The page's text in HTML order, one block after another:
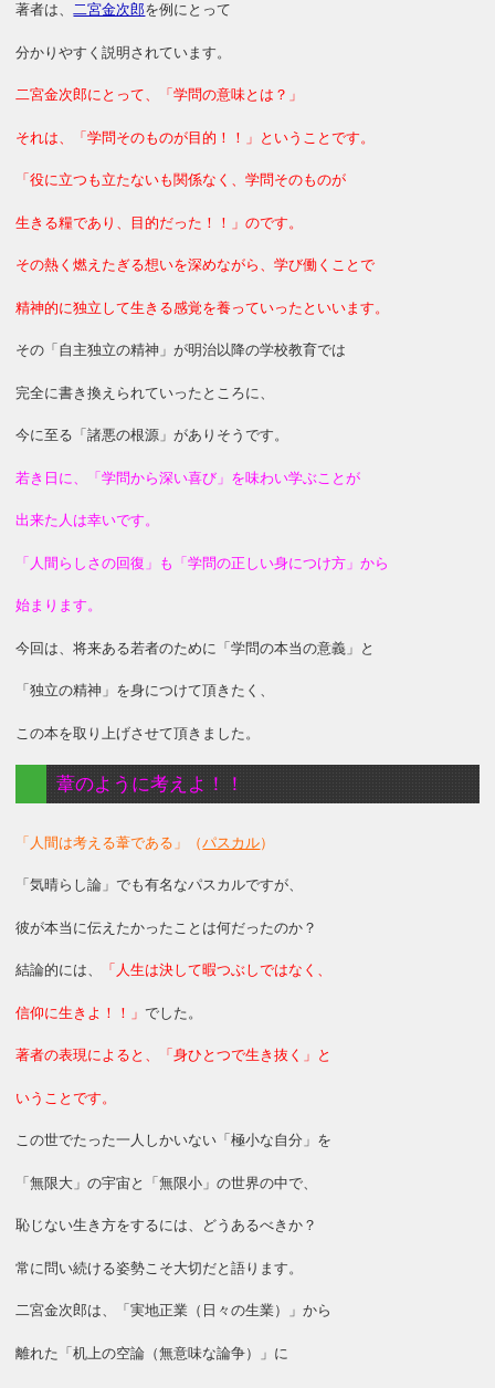
著者は、二宮金次郎を例にとって
分かりやすく説明されています。
二宮金次郎にとって、「学問の意味とは？」
それは、「学問そのものが目的！！」ということです。
「役に立つも立たないも関係なく、学問そのものが
生きる糧であり、目的だった！！」のです。
その熱く燃えたぎる想いを深めながら、学び働くことで
精神的に独立して生きる感覚を養っていったといいます。
その「自主独立の精神」が明治以降の学校教育では
完全に書き換えられていったところに、
今に至る「諸悪の根源」がありそうです。
若き日に、「学問から深い喜び」を味わい学ぶことが
出来た人は幸いです。
「人間らしさの回復」も「学問の正しい身につけ方」から
始まります。
今回は、将来ある若者のために「学問の本当の意義」と
「独立の精神」を身につけて頂きたく、
この本を取り上げさせて頂きました。
葦のように考えよ！！
「人間は考える葦である」（パスカル）
「気晴らし論」でも有名なパスカルですが、
彼が本当に伝えたかったことは何だったのか？
結論的には、 「人生は決して暇つぶしではなく、
信仰に生きよ！！」でした。
著者の表現によると、「身ひとつで生き抜く」と
いうことです。
この世でたった一人しかいない「極小な自分」を
「無限大」の宇宙と「無限小」の世界の中で、
恥じない生き方をするには、どうあるべきか？
常に問い続ける姿勢こそ大切だと語ります。
二宮金次郎は、「実地正業（日々の生業）」から
離れた「机上の空論（無意味な論争）」に